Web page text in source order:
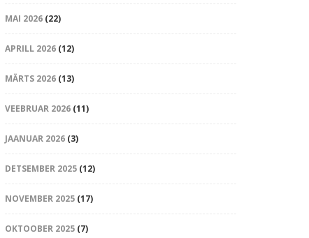
MAI 2026(22)
APRILL 2026(12)
MÄRTS 2026(13)
VEEBRUAR 2026(11)
JAANUAR 2026(3)
DETSEMBER 2025(12)
NOVEMBER 2025(17)
OKTOOBER 2025(7)